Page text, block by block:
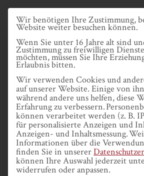
Skip
main
content
BENTZ
Wir benötigen Ihre Zustimmung,
Website weiter besuchen können.
Wenn Sie unter 16 Jahre alt sind
Zustimmung zu freiwilligen
möchten, müssen Sie Ihre
Erlaubnis bitten.
Wir verwenden Cookies und
auf unserer Website. Einige von
während andere uns helfen, diese
Erfahrung zu verbessern.
können verarbeitet werden (z. B.
für personalisierte Anzeigen und
Anzeigen- und Inhaltsmessung.
Informationen über die
finden Sie in unserer
können Ihre Auswahl jederzeit
widerrufen oder anpassen.